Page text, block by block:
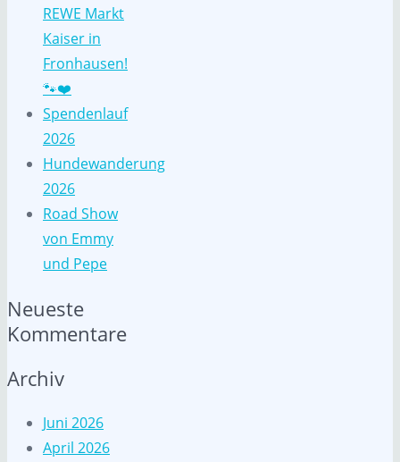
REWE Markt
Kaiser in
Fronhausen!
🐾❤️
Spendenlauf
2026
Hundewanderung
2026
Road Show
von Emmy
und Pepe
Neueste
Kommentare
Archiv
Juni 2026
April 2026